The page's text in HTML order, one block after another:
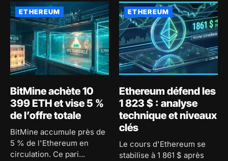
ETHEREUM
BitMine achète 10
399 ETH et vise 5 %
de l’offre totale
BitMine accumule près de
5 % de l'Ethereum en
circulation. Ce pari...
ETHEREUM
Ethereum défend les
1 823 $ : analyse
technique et niveaux
clés
Le cours d'Ethereum se
stabilise à 1 861 $ après